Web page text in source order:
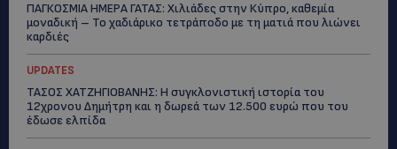
ΠΑΓΚΟΣΜΙΑ ΗΜΕΡΑ ΓΑΤΑΣ: Χιλιάδες στην Κύπρο, καθεμία
μοναδική – Το χαδιάρικο τετράποδο με τη ματιά που λιώνει
καρδιές
UPDATES
ΤΑΣΟΣ ΧΑΤΖΗΓΙΟΒΑΝΗΣ: Η συγκλονιστική ιστορία του
12χρονου Δημήτρη και η δωρεά των 12.500 ευρώ που του
έδωσε ελπίδα